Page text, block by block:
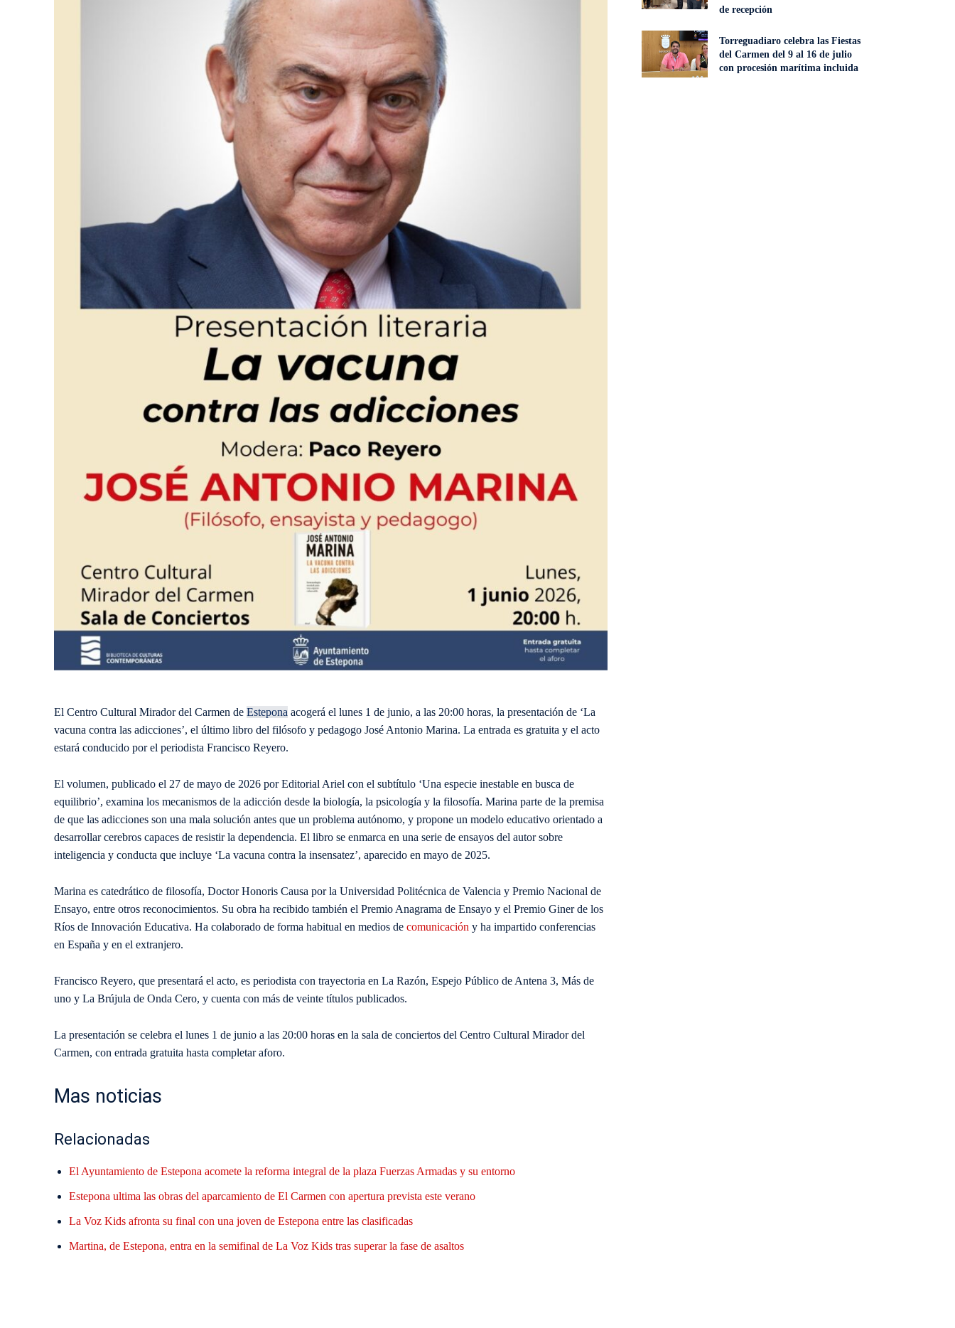
El Centro Cultural Mirador del Carmen de Estepona acogerá el lunes 1 de junio, a las 20:00 horas, la presentación de ‘La
vacuna contra las adicciones’, el último libro del filósofo y pedagogo José Antonio Marina. La entrada es gratuita y el acto
estará conducido por el periodista Francisco Reyero.
El volumen, publicado el 27 de mayo de 2026 por Editorial Ariel con el subtítulo ‘Una especie inestable en busca de
equilibrio’, examina los mecanismos de la adicción desde la biología, la psicología y la filosofía. Marina parte de la premisa
de que las adicciones son una mala solución antes que un problema autónomo, y propone un modelo educativo orientado a
desarrollar cerebros capaces de resistir la dependencia. El libro se enmarca en una serie de ensayos del autor sobre
inteligencia y conducta que incluye ‘La vacuna contra la insensatez’, aparecido en mayo de 2025.
Marina es catedrático de filosofía, Doctor Honoris Causa por la Universidad Politécnica de Valencia y Premio Nacional de
Ensayo, entre otros reconocimientos. Su obra ha recibido también el Premio Anagrama de Ensayo y el Premio Giner de los
Ríos de Innovación Educativa. Ha colaborado de forma habitual en medios de comunicación y ha impartido conferencias
en España y en el extranjero.
Francisco Reyero, que presentará el acto, es periodista con trayectoria en La Razón, Espejo Público de Antena 3, Más de
uno y La Brújula de Onda Cero, y cuenta con más de veinte títulos publicados.
La presentación se celebra el lunes 1 de junio a las 20:00 horas en la sala de conciertos del Centro Cultural Mirador del
Carmen, con entrada gratuita hasta completar aforo.
Mas noticias
Relacionadas
El Ayuntamiento de Estepona acomete la reforma integral de la plaza Fuerzas Armadas y su entorno
Estepona ultima las obras del aparcamiento de El Carmen con apertura prevista este verano
La Voz Kids afronta su final con una joven de Estepona entre las clasificadas
Martina, de Estepona, entra en la semifinal de La Voz Kids tras superar la fase de asaltos
de recepción
Torreguadiaro celebra las Fiestas
del Carmen del 9 al 16 de julio
con procesión marítima incluida